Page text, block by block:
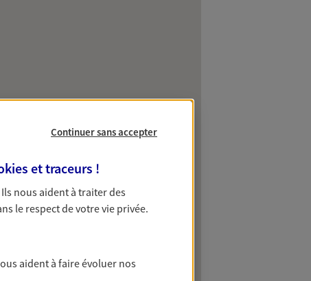
Continuer sans accepter
et traceurs !
Ils nous aident à traiter des
le respect de votre vie privée.
aident à faire évoluer nos